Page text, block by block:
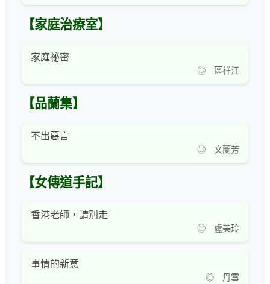
【家庭治療室】
家庭祕密
◎ 區祥江
【品蘭集】
不出惡言
◎ 文蘭芳
【女傳道手記】
香港老師，請別走
◎ 盧美玲
事情的新意
◎ 丹雪